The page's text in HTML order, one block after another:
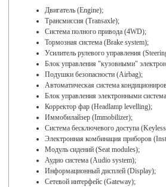
Двигатель (Engine);
Трансмиссия (Transaxle);
Система полного привода (4WD);
Тормозная система (Brake system);
Усилитель рулевого управления
Блок управления "кузовными"
Подушки безопасности (Airbag);
Автоматическая система
Блок управления электронными
Корректор фар (Headlamp levelling);
Иммобилайзер (Immobilizer);
Система бесключевого доступа
Электронная комбинация приборов
Модуль сидений (Seat modules);
Аудио система (Audio system);
Информационный дисплей (Display);
Сетевой интерфейс (Gateway);